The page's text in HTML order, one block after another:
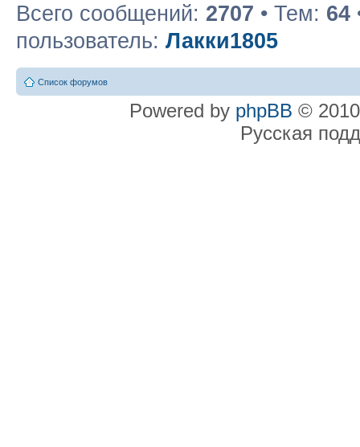
Всего сообщений: 2707 • Тем: 64
пользователь: Лакки1805
Список форумов
Powered by phpBB ©
Русская